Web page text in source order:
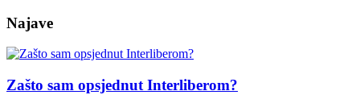
Najave
Zašto sam opsjednut Interliberom?